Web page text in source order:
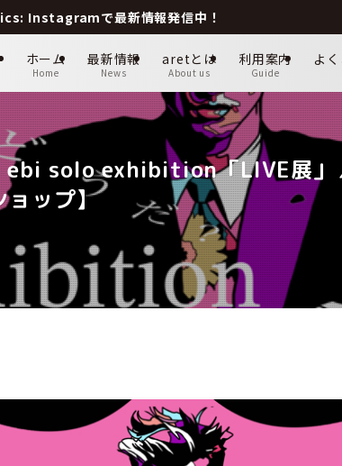
Instagramで最新情報発信中！
ホーム
Home
最新情報
News
aretとは
About us
利用案内
Guide
よ
solo exhibition「LIVE展」
ップ】